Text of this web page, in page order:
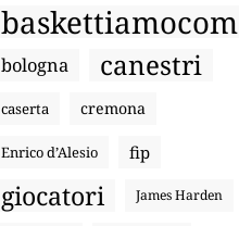
baskettiamocom
bologna canestri
caserta cremona
Enrico d’Alesio fip
giocatori James Harden